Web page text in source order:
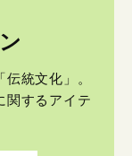
統文化」。
関するアイテ